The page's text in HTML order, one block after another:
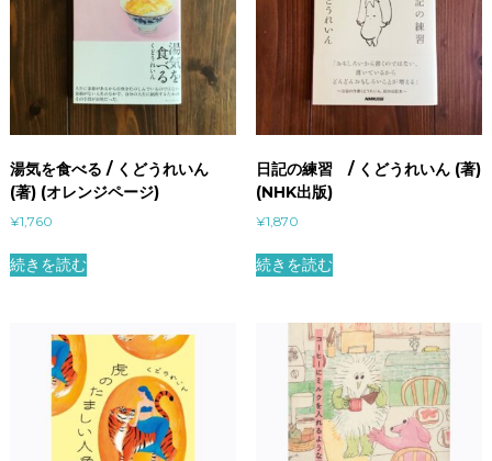
湯気を食べる / くどうれいん
(著) (オレンジページ)
¥1,760
続きを読む
日記の練習 / くどうれいん (著)
(NHK出版)
¥1,870
続きを読む